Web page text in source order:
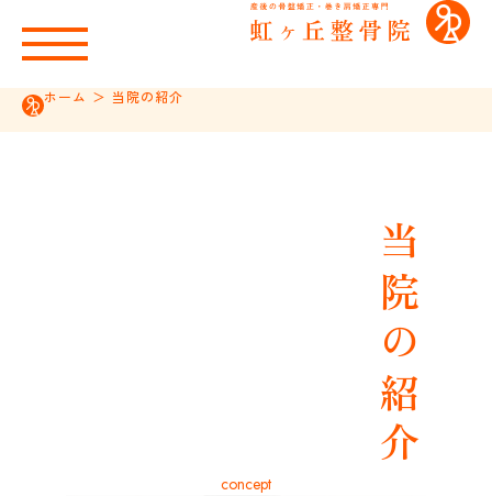
ホーム ＞ 当院の紹介
当院の紹介
concept